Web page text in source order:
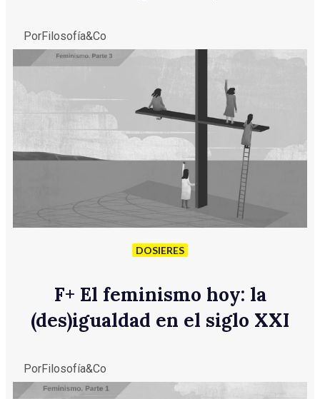
PorFilosofía&Co
DOSIERES
F+ El feminismo hoy: la
(des)igualdad en el siglo XXI
PorFilosofía&Co